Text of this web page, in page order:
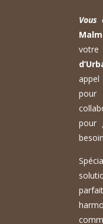
Vous
pour
pour